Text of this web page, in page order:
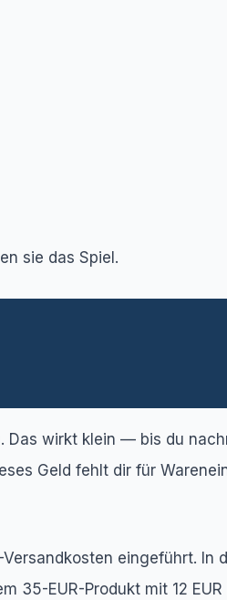
sie das Spiel.
Das wirkt klein — bis du
Geld fehlt dir für
eingeführt. In
EUR-Produkt mit 12 EUR